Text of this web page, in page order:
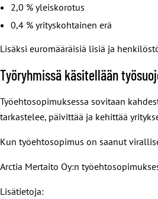
2,0 % yleiskorotus
0,4 % yrityskohtainen erä
Lisäksi euromääräisiä lisiä ja
Työryhmissä käsitellään
Työehtosopimuksessa sovitaan
tarkastelee, päivittää ja kehittää
Kun työehtosopimus on saanut
Arctia Mertaito Oy:n
Lisätietoja: